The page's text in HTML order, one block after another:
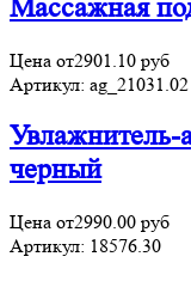
Массажная
Цена от2901.10 руб
Артикул: ag_21031.02
Увлажнитель-
черный
Цена от2990.00 руб
Артикул: 18576.30